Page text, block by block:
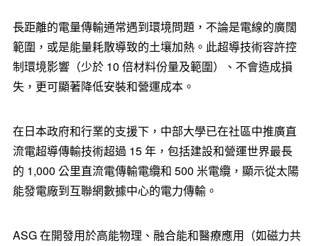
長距離的電量傳輸通常遇到環境問題，不論是電線的廣闊
範圍，或是能量耗散導致的土壤加熱。此超導技術容許控
制環境影響（少於 10 倍材料份量及範圍）、不會造成損
失，更可顯著降低安裝和營運成本。
在日本政府和行業的支援下，中部大學已在社區中推廣直
流電超導傳輸技術超過 15 年，包括建設和營運世界最長
的 1,000 公里直流電傳輸電纜和 500 米電纜，顯示從太陽
能發電廠到互聯網數據中心的電力傳輸。
ASG 在開發用於高能物理、融合能和醫療應用（如磁力共